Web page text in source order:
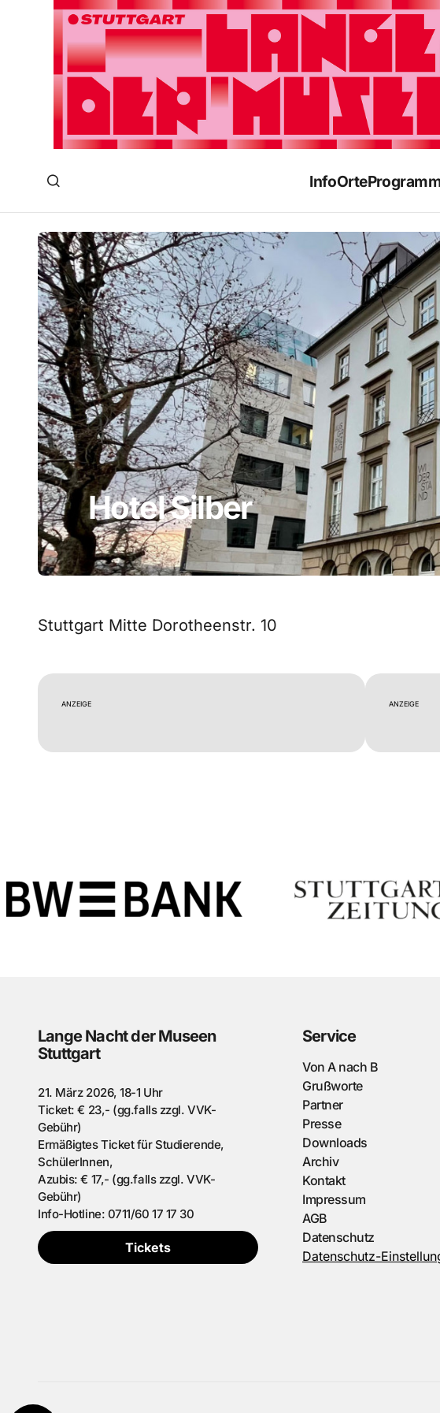
InfoOrte
Hotel Silber
Stuttgart Mitte Dorotheenstr. 10
ANZEIGE ANZEIGE
Lange Nacht der Museen
Stuttgart
21. März 2026, 18-1 Uhr
Ticket: € 23,- (gg.falls zzgl. VVK-
Gebühr)
Ermäßigtes Ticket für Studierende,
SchülerInnen,
Azubis: € 17,- (gg.falls zzgl. VVK-
Gebühr)
Info-Hotline: 0711/60 17 17 30
Tickets
Service
Von A nach B
Grußworte
Partner
Presse
Downloads
Archiv
Kontakt
Impressum
AGB
Datenschutz
Datenschutz-